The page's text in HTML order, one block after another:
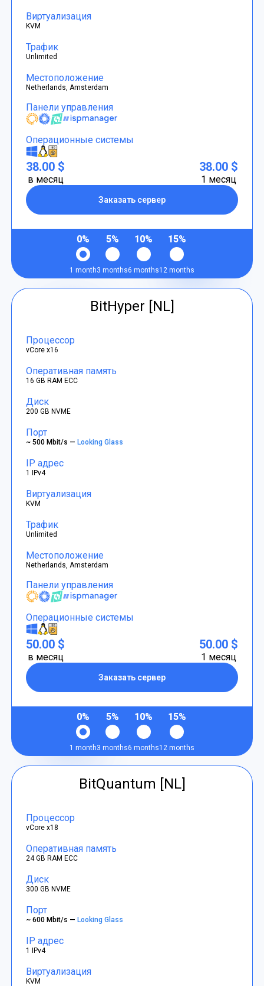
Виртуализация
KVM
Трафик
Unlimited
Местоположение
Netherlands, Amsterdam
Панели управления
Операционные системы
38.00 $
в месяц
Заказать сервер
38.00 $
1 месяц
0%
1 month
5%
3 months
10%
6 months
15%
12 months
BitHyper [NL]
Процессор
vCore x16
Оперативная память
16 GB RAM ECC
Диск
200 GB NVME
Порт
~ 500 Mbit/s —Looking Glass
IP адрес
1 IPv4
Виртуализация
KVM
Трафик
Unlimited
Местоположение
Netherlands, Amsterdam
Панели управления
Операционные системы
50.00 $
в месяц
Заказать сервер
50.00 $
1 месяц
0%
1 month
5%
3 months
10%
6 months
15%
12 months
BitQuantum [NL]
Процессор
vCore x18
Оперативная память
24 GB RAM ECC
Диск
300 GB NVME
Порт
~ 600 Mbit/s —Looking Glass
IP адрес
1 IPv4
Виртуализация
KVM